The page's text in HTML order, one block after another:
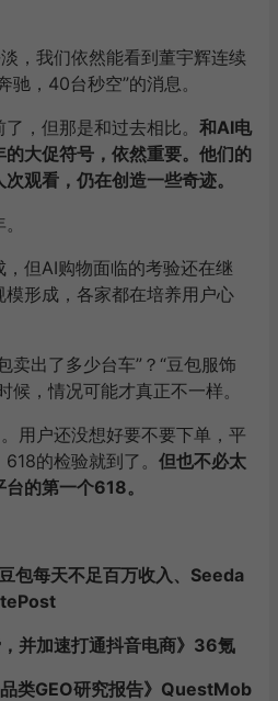
，我们依然能看到董宇辉连续
驰，40台秒空”的消息。
，但那是和过去相比。 和AI电
大促符号，依然重要。他们的
观看，仍在创造一些奇迹。
但AI购物面临的考验还在继
形成，各家都在培养用户心
卖出了多少台车”？“豆包服饰
候，情况可能才真正不一样。
用户还没想好要不要下单，平
的检验就到了。 但也不必太
的第一个618。
包每天不足百万收入、Seeda
并加速打通抖音电商》36氪
类GEO研究报告》QuestMob